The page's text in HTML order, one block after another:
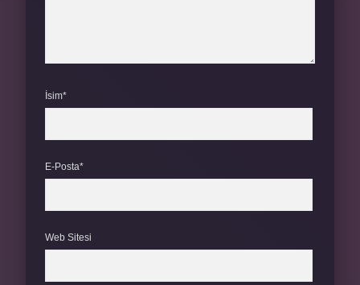
İsim*
E-Posta*
Web Sitesi